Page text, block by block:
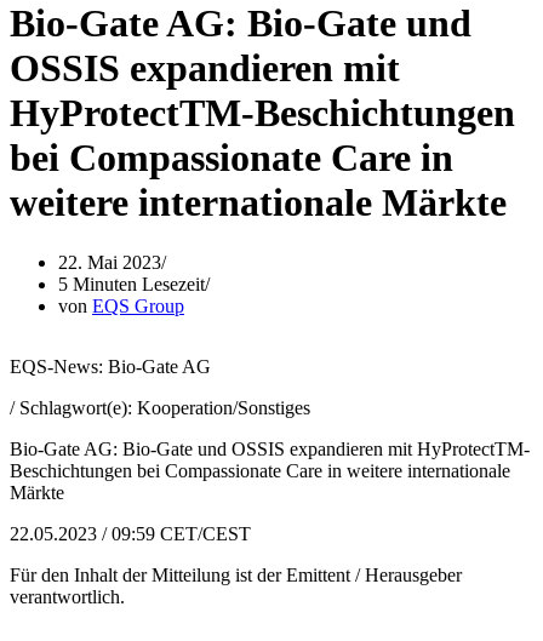
Bio-Gate AG: Bio-Gate und
OSSIS expandieren mit
HyProtectTM-Beschichtungen
bei Compassionate Care in
weitere internationale Märkte
22. Mai 2023
5 Minuten Lesezeit
von EQS Group
EQS-News: Bio-Gate AG
/ Schlagwort(e): Kooperation/Sonstiges
Bio-Gate AG: Bio-Gate und OSSIS expandieren mit HyProtectTM-
Beschichtungen bei Compassionate Care in weitere internationale
Märkte
22.05.2023 / 09:59 CET/CEST
Für den Inhalt der Mitteilung ist der Emittent / Herausgeber
verantwortlich.